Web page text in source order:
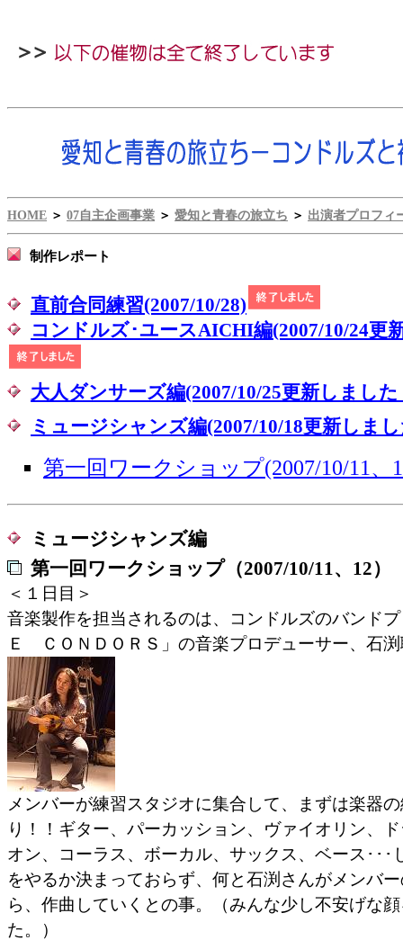
HOME ＞ 07自主企画事業 ＞ 愛知と青春の旅立ち ＞ 出演者プロフィ
制作レポート
直前合同練習(2007/10/28)
コンドルズ･ユースAICHI編(2007/10/24更
大人ダンサーズ編(2007/10/25更新しました
ミュージシャンズ編(2007/10/18更新しま
第一回ワークショップ(2007/10/11、
ミュージシャンズ編
第一回ワークショップ（2007/10/11、12）
＜１日目＞
音楽製作を担当されるのは、コンドルズのバンド
Ｅ ＣＯＮＤＯＲＳ」の音楽プロデューサー、石
メンバーが練習スタジオに集合して、まずは楽器
り！！ギター、パーカッション、ヴァイオリン、
オン、コーラス、ボーカル、サックス、ベース･･･
をやるか決まっておらず、何と石渕さんがメンバ
ら、作曲していくとの事。（みんな少し不安げな
た。）